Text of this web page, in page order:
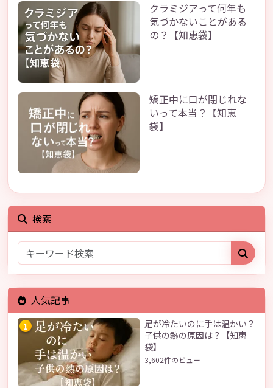
クラミジアって何年も
気づかないことがある
の？【知恵袋】
矯正中に口が閉じれな
いって本当？【知恵
袋】
検索
人気記事
1
足が冷たいのに手は温かい？
子供の熱の原因は？【知恵
袋】
3,602件のビュー